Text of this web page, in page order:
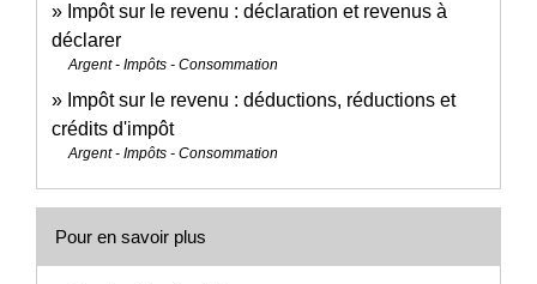
Impôt sur le revenu : déclaration et revenus à
déclarer
Argent - Impôts - Consommation
Impôt sur le revenu : déductions, réductions et
crédits d'impôt
Argent - Impôts - Consommation
Pour en savoir plus